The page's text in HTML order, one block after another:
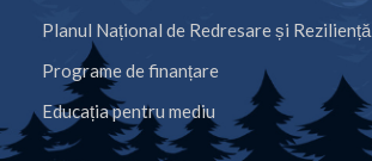
Planul Național de Redresare și Reziliență
Programe de finanțare
Educația pentru mediu